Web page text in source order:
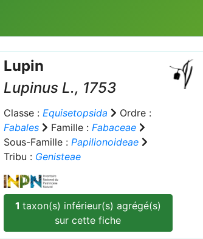
Lupin
Lupinus L., 1753
Classe : Equisetopsida
Ordre :
Fabales
Famille : Fabaceae
Sous-Famille : Papilionoideae
Tribu : Genisteae
1 taxon(s) inférieur(s) agrégé(s)
sur cette fiche